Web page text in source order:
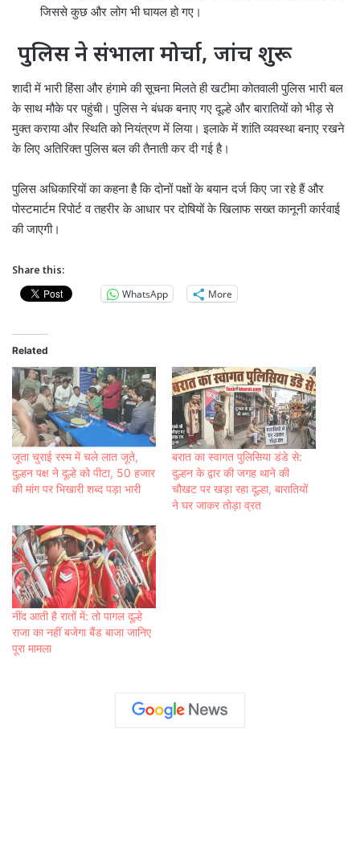
जिससे कुछ और लोग भी घायल हो गए।
पुलिस ने संभाला मोर्चा, जांच शुरू
शादी में भारी हिंसा और हंगामे की सूचना मिलते ही खटीमा कोतवाली पुलिस भारी बल
के साथ मौके पर पहुंची। पुलिस ने बंधक बनाए गए दूल्हे और बारातियों को भीड़ से
मुक्त कराया और स्थिति को नियंत्रण में लिया। इलाके में शांति व्यवस्था बनाए रखने
के लिए अतिरिक्त पुलिस बल की तैनाती कर दी गई है।
पुलिस अधिकारियों का कहना है कि दोनों पक्षों के बयान दर्ज किए जा रहे हैं और
पोस्टमार्टम रिपोर्ट व तहरीर के आधार पर दोषियों के खिलाफ सख्त कानूनी कार्रवाई
की जाएगी।
Share this:
WhatsApp
More
Related
जूता चुराई रस्म में चले लात जूते,
दुल्हन पक्ष ने दूल्हे को पीटा, 50 हजार
की मांग पर भिखारी शब्द पड़ा भारी
बरात का स्वागत पुलिसिया डंडे से:
दुल्हन के द्वार की जगह थाने की
चौखट पर खड़ा रहा दूल्हा, बारातियों
ने घर जाकर तोड़ा व्रत
नींद आती है रातों में: तो पागल दूल्हे
राजा का नहीं बजेगा बैंड बाजा जानिए
पूरा मामला